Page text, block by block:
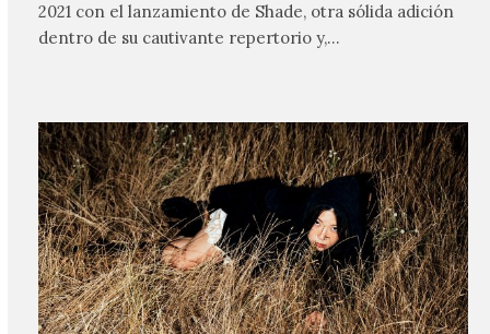
2021 con el lanzamiento de Shade, otra sólida adición
dentro de su cautivante repertorio y,…